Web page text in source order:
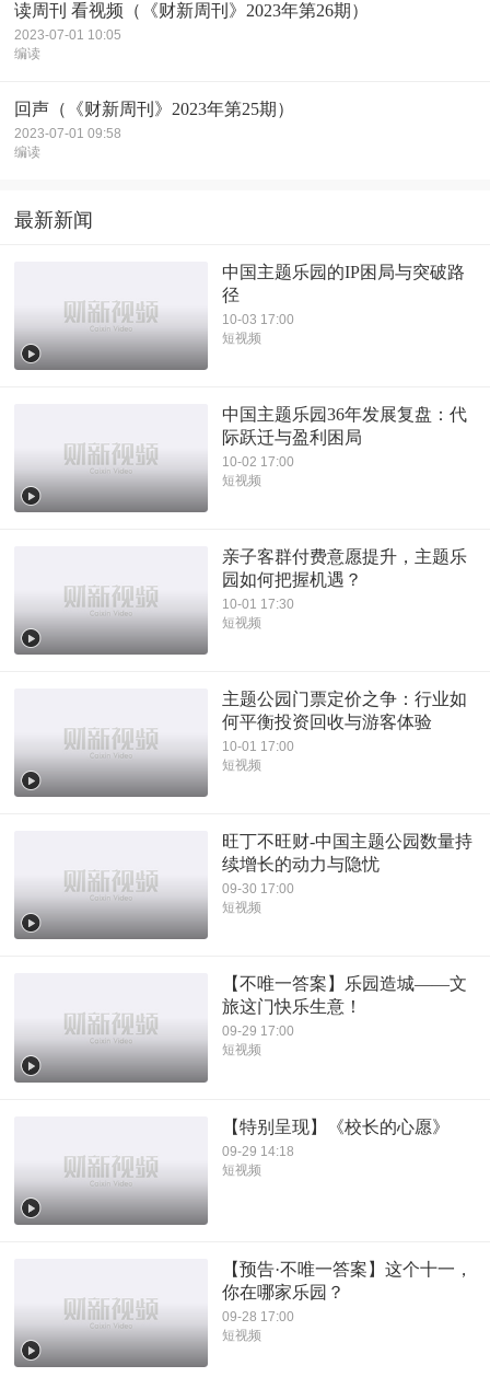
读周刊 看视频（《财新周刊》2023年第26期）
2023-07-01 10:05
编读
回声（《财新周刊》2023年第25期）
2023-07-01 09:58
编读
最新新闻
中国主题乐园的IP困局与突破路
径
10-03 17:00
短视频
中国主题乐园36年发展复盘：代
际跃迁与盈利困局
10-02 17:00
短视频
亲子客群付费意愿提升，主题乐
园如何把握机遇？
10-01 17:30
短视频
主题公园门票定价之争：行业如
何平衡投资回收与游客体验
10-01 17:00
短视频
旺丁不旺财-中国主题公园数量持
续增长的动力与隐忧
09-30 17:00
短视频
【不唯一答案】乐园造城——文
旅这门快乐生意！
09-29 17:00
短视频
【特别呈现】《校长的心愿》
09-29 14:18
短视频
【预告·不唯一答案】这个十一，
你在哪家乐园？
09-28 17:00
短视频